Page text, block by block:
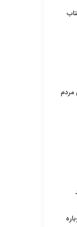
پروژه شتاب
مردم